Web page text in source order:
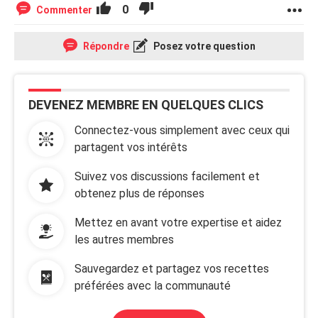
Commenter 0
Répondre Posez votre question
DEVENEZ MEMBRE EN QUELQUES CLICS
Connectez-vous simplement avec ceux qui
partagent vos intérêts
Suivez vos discussions facilement et
obtenez plus de réponses
Mettez en avant votre expertise et aidez
les autres membres
Sauvegardez et partagez vos recettes
préférées avec la communauté